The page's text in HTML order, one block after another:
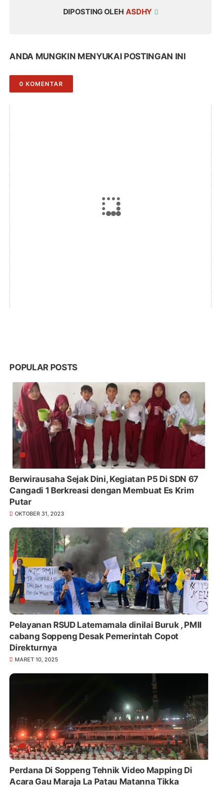
DIPOSTING OLEH ASDHY
ANDA MUNGKIN MENYUKAI POSTINGAN INI
0 KOMENTAR
POPULAR POSTS
Berwirausaha Sejak Dini, Kegiatan P5 Di SDN 67
Cangadi 1 Berkreasi dengan Membuat Es Krim
Putar
OKTOBER 31, 2023
Pelayanan RSUD Latemamala dinilai Buruk , PMII
cabang Soppeng Desak Pemerintah Copot
Direkturnya
MARET 10, 2025
Perdana Di Soppeng Tehnik Video Mapping Di
Acara Gau Maraja La Patau Matanna Tikka